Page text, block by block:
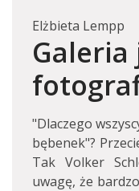
Elżbieta Lempp
Galeria
"Dlaczego
bębenek"?
Tak Volker
uwagę, że